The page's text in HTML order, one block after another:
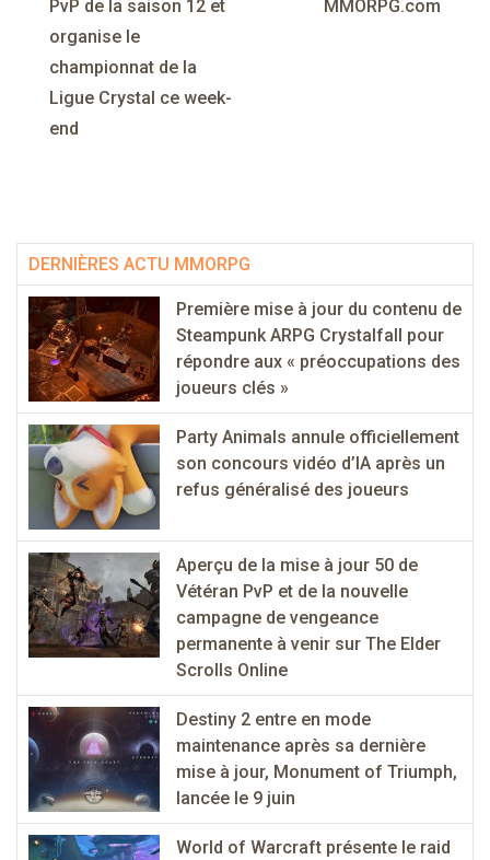
l’article
PvP de la saison 12 et
organise le
championnat de la
Ligue Crystal ce week-
end
MMORPG.com
DERNIÈRES ACTU MMORPG
Première mise à jour du contenu de
Steampunk ARPG Crystalfall pour
répondre aux « préoccupations des
joueurs clés »
Party Animals annule officiellement
son concours vidéo d’IA après un
refus généralisé des joueurs
Aperçu de la mise à jour 50 de
Vétéran PvP et de la nouvelle
campagne de vengeance
permanente à venir sur The Elder
Scrolls Online
Destiny 2 entre en mode
maintenance après sa dernière
mise à jour, Monument of Triumph,
lancée le 9 juin
World of Warcraft présente le raid